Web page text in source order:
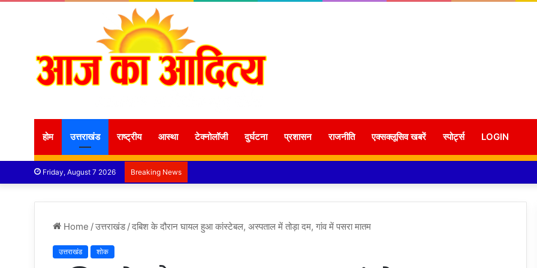
होम उत्तराखंड राष्ट्रीय आस्था टेक्नोलॉजी दुर्घटना प्रशासन राजनीति एक्सक्लूसिव खबरें स्पोर्ट्स LOGIN
Friday, August 7 2026 Breaking News
Home /उत्तराखंड /दबिश के दौरान घायल हुआ कांस्टेबल, अस्पताल में तोड़ा दम, गांव में पसरा मातम
उत्तराखंड शोक